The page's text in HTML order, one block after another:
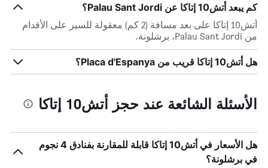
كم يبعد أتش10 إتاكا عن Palau Sant Jordi؟
أتش10 إتاكا على بعد مسافة (2 كم) معقولة للسير على الأقدام
من Palau Sant Jordi، برشلونة.
هل أتش10 إتاكا قريب من Placa d'Espanya؟
الأسئلة الشائعة عند حجز أتش10 إتاكا
هل الأسعار في أتش10 إتاكا قابلة للمقارنة بفنادق 4 نجوم
في برشلونة؟